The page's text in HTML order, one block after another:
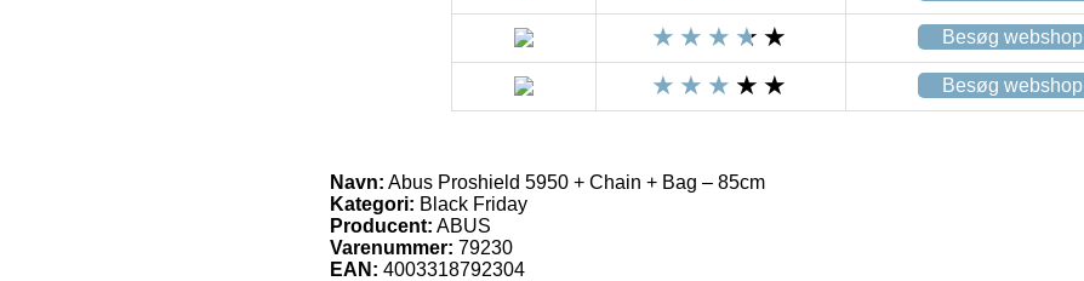
Besøg webshop
Besøg webshop
Navn: Abus Proshield 5950 + Chain + Bag – 85cm
Kategori: Black Friday
Producent: ABUS
Varenummer: 79230
EAN: 4003318792304